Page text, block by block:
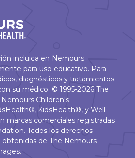
incluida en Nemours
para uso educativo. Para
diagnósticos y tratamientos
su médico. © 1995-2026 The
Children's
KidsHealth®, y Well
marcas comerciales registradas
Todos los derechos
obtenidas de The Nemours